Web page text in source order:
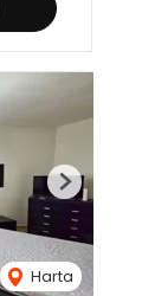
Harta
Next